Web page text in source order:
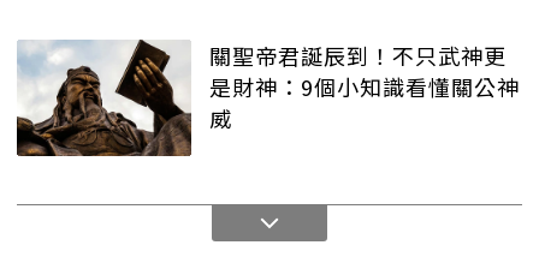
關聖帝君誕辰到！不只武神更
是財神：9個小知識看懂關公神
威